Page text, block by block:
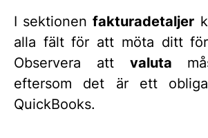
I sektionenfakturadetaljer
alla fält för att möta ditt
Observera att valuta
eftersom det är ett
QuickBooks.